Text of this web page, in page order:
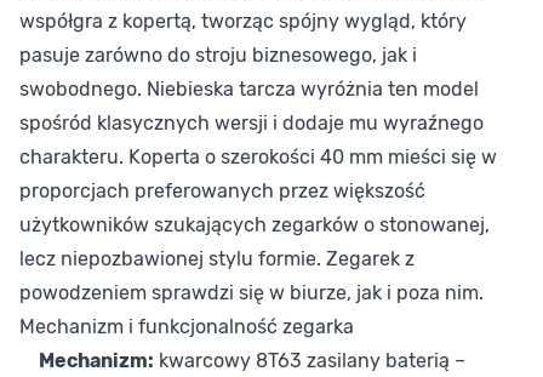
współgra z kopertą, tworząc spójny wygląd, który
pasuje zarówno do stroju biznesowego, jak i
swobodnego. Niebieska tarcza wyróżnia ten model
spośród klasycznych wersji i dodaje mu wyraźnego
charakteru. Koperta o szerokości 40 mm mieści się w
proporcjach preferowanych przez większość
użytkowników szukających zegarków o stonowanej,
lecz niepozbawionej stylu formie. Zegarek z
powodzeniem sprawdzi się w biurze, jak i poza nim.
Mechanizm i funkcjonalność zegarka
Mechanizm: kwarcowy 8T63 zasilany baterią –